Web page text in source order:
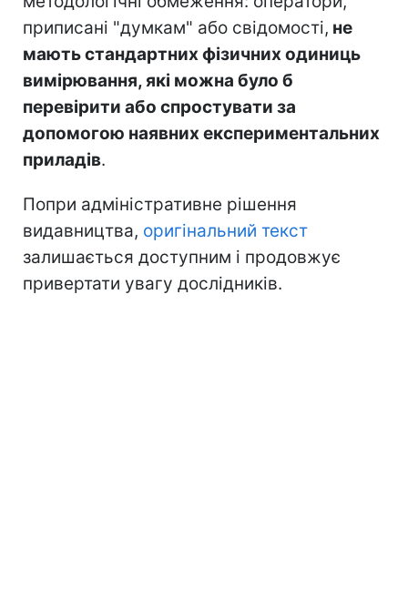
приписані "думкам" або свідомості, не
мають стандартних фізичних одиниць
вимірювання, які можна було б
перевірити або спростувати за
допомогою наявних експериментальних
приладів.
Попри адміністративне рішення
видавництва, оригінальний текст
залишається доступним і продовжує
привертати увагу дослідників.